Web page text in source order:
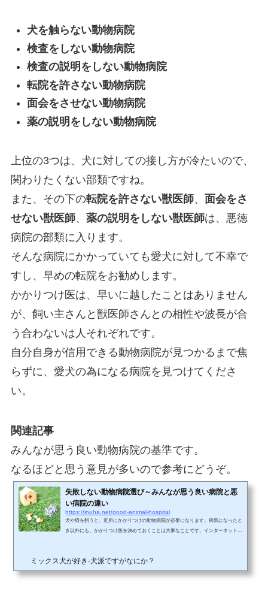
犬を触らない動物病院
検査をしない動物病院
検査の説明をしない動物病院
転院を許さない動物病院
面会をさせない動物病院
薬の説明をしない動物病院
上位の3つは、犬に対しての接し方が冷たいので、
関わりたくない部類ですね。
また、その下の転院を許さない獣医師、 面会をさ
せない獣医師、 薬の説明をしない獣医師は、悪徳
病院の部類に入ります。
そんな病院にかかっていても愛犬に対して不幸で
すし、早めの転院をお勧めします。
かかりつけ医は、早いに越したことはありません
が、飼い主さんと獣医師さんとの相性や波長が合
う合わないは人それぞれです。
自分自身が信用できる動物病院が見つかるまで焦
らずに、愛犬の為になる病院を見つけてくださ
い。
関連記事
みんなが思う良い動物病院の基準です。
なるほどと思う意見が多いので参考にどうぞ。
失敗しない動物病院選び～みんなが思う良い病院と悪
い病院の違い
https://inuha.net/good-animal-hospital
犬や猫を飼うと、近所にかかりつけの動物病院が必要になります。病気になったと
き以外にも、かかりつけ医を決めておくことは大事なことです。インターネットが
さえなりかねません。かかりつけ医がいると、営業時間中なら電話で指示を仰いで
安静にしていれば治る病気かもしれませんし、緊急を要する病気かもしれません。
ミックス犬が好き-犬派ですがなにか？